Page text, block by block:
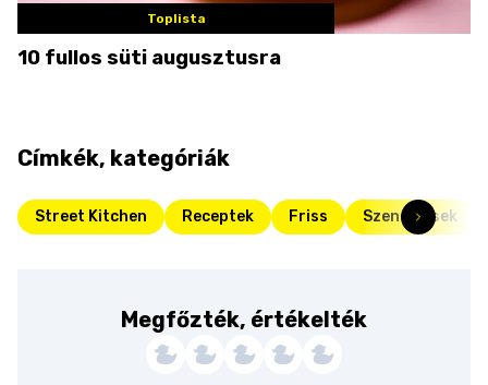
Toplista
10 fullos süti augusztusra
Címkék, kategóriák
Street Kitchen Receptek Friss Szendvicsek
Megfőzték, értékelték